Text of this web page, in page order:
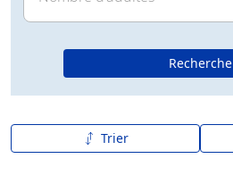
Recherche
Trier
De A à Z